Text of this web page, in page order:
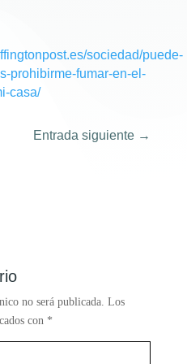
sociedad/puede-
prohibirme-fumar-en-el-
casa/
Entrada siguiente →
no será publicada. Los
con *